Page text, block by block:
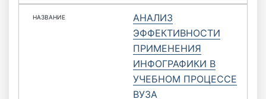
АНАЛИЗ
ЭФФЕКТИВНОСТИ
ПРИМЕНЕНИЯ
ИНФОГРАФИКИ В
УЧЕБНОМ ПРОЦЕССЕ
ВУЗА